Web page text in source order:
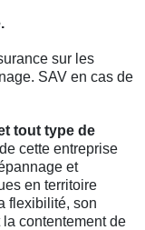
sur les
SAV en cas de
tout type de
cette entreprise
et
en territoire
flexibilité, son
contentement de